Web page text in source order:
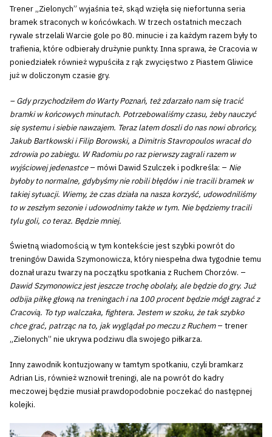
Trener „Zielonych” wyjaśnia też, skąd wzięła się niefortunna seria
bramek straconych w końcówkach. W trzech ostatnich meczach
rywale strzelali Warcie gole po 80. minucie i za każdym razem były to
trafienia, które odbierały drużynie punkty. Inna sprawa, że Cracovia w
poniedziałek również wypuściła z rąk zwycięstwo z Piastem Gliwice
już w doliczonym czasie gry.
– Gdy przychodziłem do Warty Poznań, też zdarzało nam się tracić
bramki w końcowych minutach. Potrzebowaliśmy czasu, żeby nauczyć
się systemu i siebie nawzajem. Teraz latem doszli do nas nowi obrońcy,
Jakub Bartkowski i Filip Borowski, a Dimitris Stavropoulos wracał do
zdrowia po zabiegu. W Radomiu po raz pierwszy zagrali razem w
wyjściowej jedenastce– mówi Dawid Szulczek i podkreśla: – Nie
byłoby to normalne, gdybyśmy nie robili błędów i nie tracili bramek w
takiej sytuacji. Wiemy, że czas działa na nasza korzyść, udowodniliśmy
to w zeszłym sezonie i udowodnimy także w tym. Nie będziemy tracili
tylu goli, co teraz. Będzie mniej.
Świetną wiadomością w tym kontekście jest szybki powrót do
treningów Dawida Szymonowicza, który niespełna dwa tygodnie temu
doznał urazu twarzy na początku spotkania z Ruchem Chorzów. –
Dawid Szymonowicz jest jeszcze trochę obolały, ale będzie do gry. Już
odbija piłkę głową na treningach i na 100 procent będzie mógł zagrać z
Cracovią. To typ walczaka, fightera. Jestem w szoku, że tak szybko
chce grać, patrząc na to, jak wyglądał po meczu z Ruchem– trener
„Zielonych” nie ukrywa podziwu dla swojego piłkarza.
Inny zawodnik kontuzjowany w tamtym spotkaniu, czyli bramkarz
Adrian Lis, również wznowił treningi, ale na powrót do kadry
meczowej będzie musiał prawdopodobnie poczekać do następnej
kolejki.